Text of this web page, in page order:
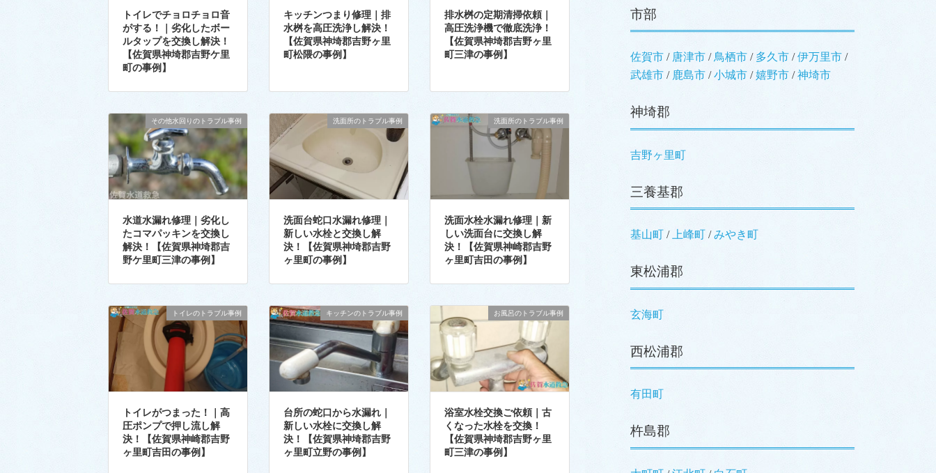
トイレでチョロチョロ音
がする！｜劣化したボー
ルタップを交換し解決！
【佐賀県神埼郡吉野ケ里
町の事例】
キッチンつまり修理｜排
水桝を高圧洗浄し解決！
【佐賀県神埼郡吉野ヶ里
町松隈の事例】
排水桝の定期清掃依頼｜
高圧洗浄機で徹底洗浄！
【佐賀県神埼郡吉野ヶ里
町三津の事例】
その他水回りのトラブル事例
水道水漏れ修理｜劣化し
たコマパッキンを交換し
解決！【佐賀県神埼郡吉
野ケ里町三津の事例】
洗面所のトラブル事例
洗面台蛇口水漏れ修理｜
新しい水栓と交換し解
決！【佐賀県神埼郡吉野
ヶ里町の事例】
洗面所のトラブル事例
洗面水栓水漏れ修理｜新
しい洗面台に交換し解
決！【佐賀県神崎郡吉野
ヶ里町吉田の事例】
トイレのトラブル事例
トイレがつまった！｜高
圧ポンプで押し流し解
決！【佐賀県神崎郡吉野
ヶ里町吉田の事例】
キッチンのトラブル事例
台所の蛇口から水漏れ｜
新しい水栓に交換し解
決！【佐賀県神埼郡吉野
ヶ里町立野の事例】
お風呂のトラブル事例
浴室水栓交換ご依頼｜古
くなった水栓を交換！
【佐賀県神埼郡吉野ヶ里
町三津の事例】
市部
佐賀市 唐津市 鳥栖市 多久市
伊万里市
武雄市
鹿島市 小城市 嬉野市 神埼市
神埼郡
吉野ヶ里町
三養基郡
基山町 上峰町 みやき町
東松浦郡
玄海町
西松浦郡
有田町
杵島郡